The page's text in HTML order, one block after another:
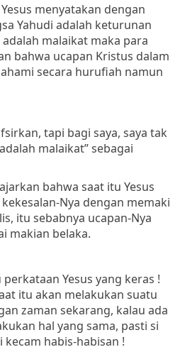
menyatakan dengan
Yahudi adalah keturunan
malaikat maka para
bahwa ucapan Kristus dalam
secara hurufiah namun
tapi bagi saya, saya tak
malaikat” sebagai
bahwa saat itu Yesus
Nya dengan memaki
itu sebabnya ucapan-Nya
makian belaka.
Yesus yang keras !
itu akan melakukan suatu
zaman sekarang, kalau ada
hal yang sama, pasti si
habis-habisan !